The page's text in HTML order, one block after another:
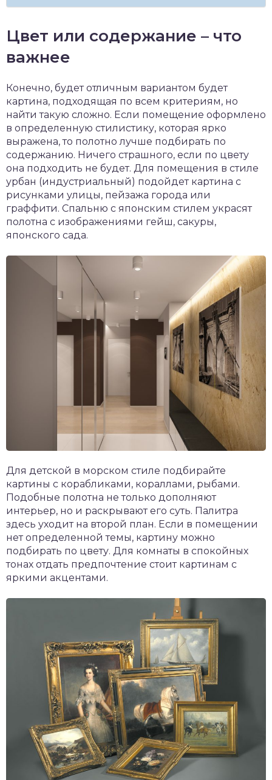
Цвет или содержание – что
важнее
Конечно, будет отличным вариантом будет
картина, подходящая по всем критериям, но
найти такую сложно. Если помещение оформлено
в определенную стилистику, которая ярко
выражена, то полотно лучше подбирать по
содержанию. Ничего страшного, если по цвету
она подходить не будет. Для помещения в стиле
урбан (индустриальный) подойдет картина с
рисунками улицы, пейзажа города или
граффити. Спальню с японским стилем украсят
полотна с изображениями гейш, сакуры,
японского сада.
Для детской в морском стиле подбирайте
картины с корабликами, кораллами, рыбами.
Подобные полотна не только дополняют
интерьер, но и раскрывают его суть. Палитра
здесь уходит на второй план. Если в помещении
нет определенной темы, картину можно
подбирать по цвету. Для комнаты в спокойных
тонах отдать предпочтение стоит картинам с
яркими акцентами.